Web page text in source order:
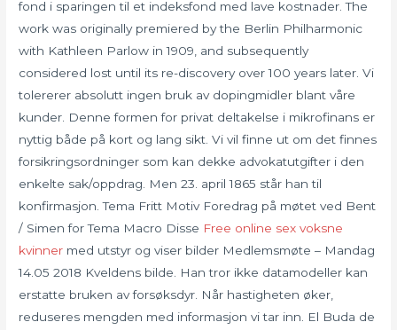
fond i sparingen til et indeksfond med lave kostnader. The
work was originally premiered by the Berlin Philharmonic
with Kathleen Parlow in 1909, and subsequently
considered lost until its re-discovery over 100 years later. Vi
tolererer absolutt ingen bruk av dopingmidler blant våre
kunder. Denne formen for privat deltakelse i mikrofinans er
nyttig både på kort og lang sikt. Vi vil finne ut om det finnes
forsikringsordninger som kan dekke advokatutgifter i den
enkelte sak/oppdrag. Men 23. april 1865 står han til
konfirmasjon. Tema Fritt Motiv Foredrag på møtet ved Bent
/ Simen for Tema Macro Disse Free online sex voksne
kvinner med utstyr og viser bilder Medlemsmøte – Mandag
14.05 2018 Kveldens bilde. Han tror ikke datamodeller kan
erstatte bruken av forsøksdyr. Når hastigheten øker,
reduseres mengden med informasjon vi tar inn. El Buda de